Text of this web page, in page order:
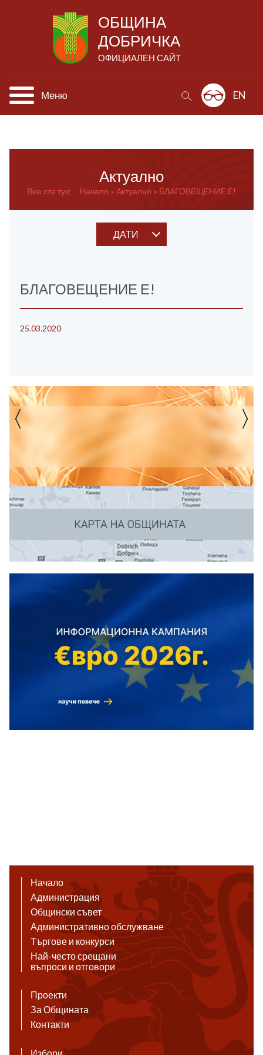
ОБЩИНА
ДОБРИЧКА
ОФИЦИАЛЕН САЙТ
Меню EN
Актуално
Вие сте тук: Начало Актуално БЛАГОВЕЩЕНИЕ Е!
ДАТИ
БЛАГОВЕЩЕНИЕ Е!
25.03.2020
Начало
Администрация
Общински съвет
Административно обслужване
Търгове и конкурси
Най-често срещани
въпроси и отговори
Проекти
За Общината
Контакти